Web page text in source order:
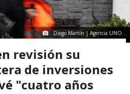
Diego Martín | Agencia UNO
revisión su
de inversiones
"cuatro años